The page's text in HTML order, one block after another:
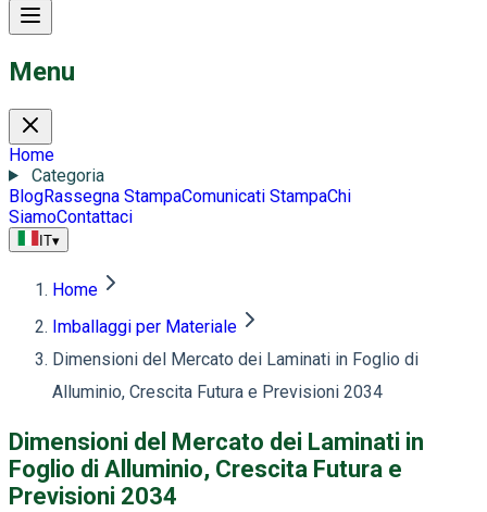
Menu
Home
Categoria
BlogRassegna StampaComunicati StampaChi
SiamoContattaci
IT▾
Home
Imballaggi per Materiale
Dimensioni del Mercato dei Laminati in Foglio di
Alluminio, Crescita Futura e Previsioni 2034
Dimensioni del Mercato dei Laminati in
Foglio di Alluminio, Crescita Futura e
Previsioni 2034